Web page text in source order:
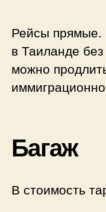
Рейсы прямые.
в Таиланде
можно
Багаж
В стоимость